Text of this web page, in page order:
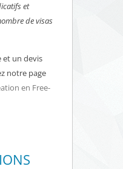
et
de visas
et un devis
notre page
en Free-